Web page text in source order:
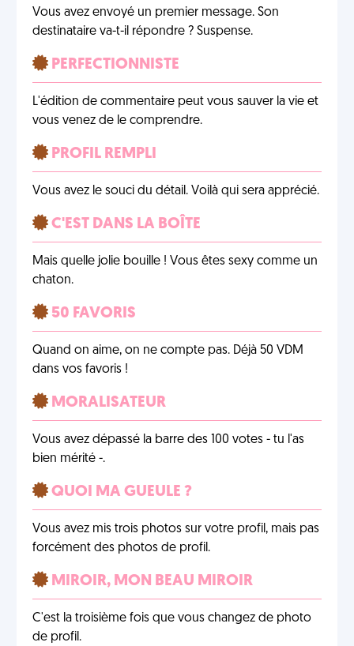
Vous avez envoyé un premier message. Son
destinataire va-t-il répondre ? Suspense.
PERFECTIONNISTE
L'édition de commentaire peut vous sauver la vie et
vous venez de le comprendre.
PROFIL REMPLI
Vous avez le souci du détail. Voilà qui sera apprécié.
C'EST DANS LA BOÎTE
Mais quelle jolie bouille ! Vous êtes sexy comme un
chaton.
50 FAVORIS
Quand on aime, on ne compte pas. Déjà 50 VDM
dans vos favoris !
MORALISATEUR
Vous avez dépassé la barre des 100 votes - tu l'as
bien mérité -.
QUOI MA GUEULE ?
Vous avez mis trois photos sur votre profil, mais pas
forcément des photos de profil.
MIROIR, MON BEAU MIROIR
C'est la troisième fois que vous changez de photo
de profil.